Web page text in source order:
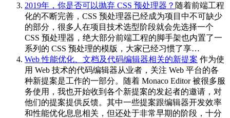
2019年，你是否可以抛弃 CSS 预处理器？ 随着前端工程
化的不断完善，CSS 预处理器已经成为项目中不可缺少
的部分，很多人在项目技术选型阶段就会先选择一个
CSS 预处理器，绝大部分前端工程的脚手架也内置了一
系列的 CSS 预处理的模版，大家已经习惯了享…
Web 性能优化、文档及代码编辑器相关的新提案 作为使
用 Web 技术的代码编辑器从业者，关注 Web 平台的各
种新提案是工作的一部分。随着 Monaco Editor 被很多服
务使用，我也开始收到各个新提案的发起者的邀请，对
他们的提案提供反馈。其中一些提案跟编辑器开发效率
和性能优化息息相关，但还处于非常早期的阶段，十分